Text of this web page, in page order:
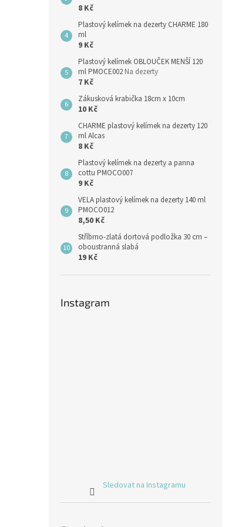
8 Kč
Plastový kelímek na dezerty CHARME 180
ml
9 Kč
Plastový kelímek OBLOUČEK MENŠÍ 120
ml PMOCE002 Na dezerty
7 Kč
Zákusková krabička 18cm x 10cm
10 Kč
CHARME plastový kelímek na dezerty 120
ml Alcas
8 Kč
Plastový kelímek na dezerty a panna
cottu PMOCO007
9 Kč
VELA plastový kelímek na dezerty 140 ml
PMOCO012
8,50 Kč
Stříbrno-zlatá dortová podložka 30 cm –
oboustranná slabá
19 Kč
Instagram
Sledovat na Instagramu